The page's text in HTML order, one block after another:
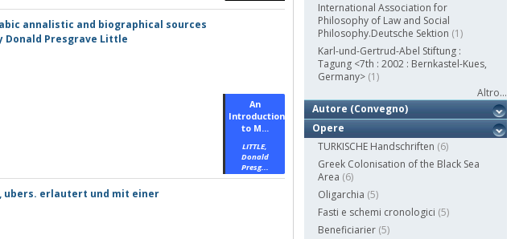
annalistic and biographical sources
Donald Presgrave Little
An
Introduction
to M...
LITTLE,
Donald
Presg...
ubers. erlautert und mit einer
International Association for
Philosophy of Law and Social
Philosophy.Deutsche Sektion (1)
Karl-und-Gertrud-Abel Stiftung :
Tagung <7th : 2002 : Bernkastel-Kues,
Germany> (1)
Altro...
Autore (Convegno)
Opere
TURKISCHE Handschriften (6)
Greek Colonisation of the Black Sea
Area (6)
Oligarchia (5)
Fasti e schemi cronologici (5)
Beneficiarier (5)